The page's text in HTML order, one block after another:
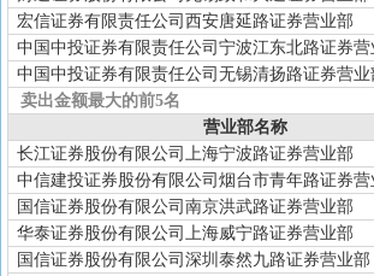
宏信证券有限责任公司西安唐延路证券营业部
中国中投证券有限责任公司宁波江东北路证券营
中国中投证券有限责任公司无锡清扬路证券营业
卖出金额最大的前5名
营业部名称
长江证券股份有限公司上海宁波路证券营业部
中信建投证券股份有限公司烟台市青年路证券营
国信证券股份有限公司南京洪武路证券营业部
华泰证券股份有限公司上海威宁路证券营业部
国信证券股份有限公司深圳泰然九路证券营业部